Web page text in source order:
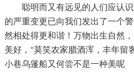
聪明而又有远见的人们应认
的严重变更已向我们发出了一个
然相处得更和谐！万物出生自然
美好，"莫笑农家腊酒浑，丰年留
小巷乌篷船又何尝不是一种美呢